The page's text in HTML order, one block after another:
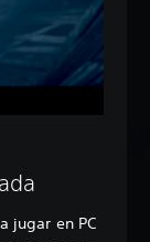
jugar en PC